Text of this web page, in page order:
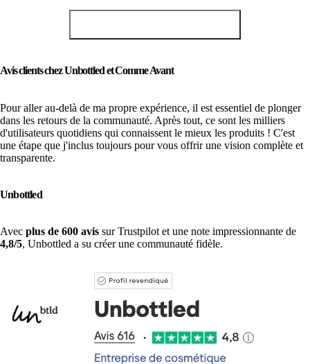
Avis clients chez Unbottled et Comme Avant
Pour aller au-delà de ma propre expérience, il est essentiel de plonger
dans les retours de la communauté. Après tout, ce sont les milliers
d'utilisateurs quotidiens qui connaissent le mieux les produits ! C'est
une étape que j'inclus toujours pour vous offrir une vision complète et
transparente.
Unbottled
Avec plus de 600 avis sur Trustpilot et une note impressionnante de
4,8/5, Unbottled a su créer une communauté fidèle.